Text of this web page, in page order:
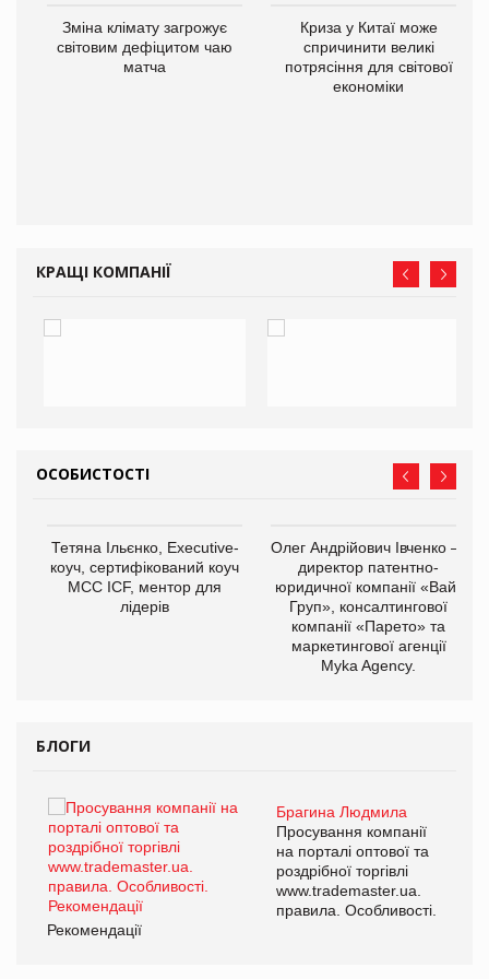
Зміна клімату загрожує
світовим дефіцитом чаю
матча
Криза у Китаї може
спричинити великі
потрясіння для світової
економіки
КРАЩІ КОМПАНІЇ
ОСОБИСТОСТІ
Тетяна Ільєнко, Executive-
коуч, сертифікований коуч
МСС ICF, ментор для
лідерів
Олег Андрійович Івченко —
директор патентно-
юридичної компанії «Вайз
Груп», консалтингової
компанії «Парето» та
маркетингової агенції
Myka Agency.
БЛОГИ
Брагина Людмила
Просування компанії
на порталі оптової та
роздрібної торгівлі
www.trademaster.ua.
правила. Особливості.
Рекомендації